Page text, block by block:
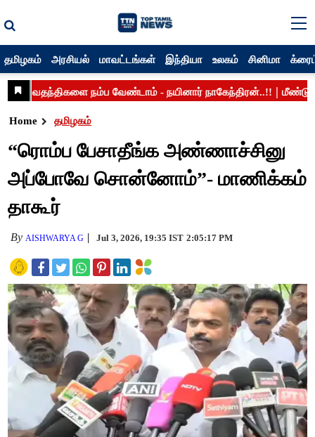
தமிழகம் அரசியல் மாவட்டங்கள் இந்தியா உலகம் சினிமா
Home தமிழகம்
“ரொம்ப பேசாதீங்க அண்ணாச்சினு
அப்போவே சொன்னோம்”- மாணிக்கம்
தாகூர்
By AISHWARYA G Jul 3, 2026, 19:35 IST 2:05:17 PM